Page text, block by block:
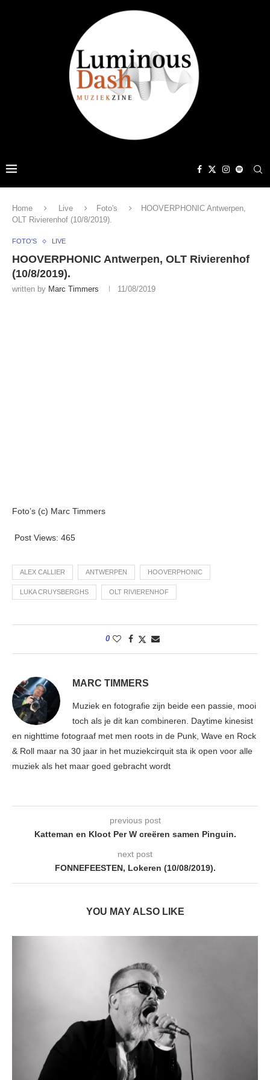
Home Live Foto's
HOOVERPHONIC Antwerpen,
OLT Rivierenhof (10/8/2019).
FOTO'S LIVE
HOOVERPHONIC Antwerpen, OLT Rivierenhof
(10/8/2019).
written by Marc Timmers 11/08/2019
Foto’s (c) Marc Timmers
Post Views: 465
ALEX CALLIER ANTWERPEN HOOVERPHONIC
LUKA CRUYSBERGHS OLT RIVIERENHOF
0
MARC TIMMERS
Muziek en fotografie zijn beide een passie, mooi
toch als je dit kan combineren. Daytime kinesist
en nighttime fotograaf met men roots in de Punk, Wave en Rock
& Roll maar na 30 jaar in het muziekcirquit sta ik open voor alle
muziek als het maar goed gebracht wordt
previous post
Katteman en Kloot Per W creëren samen Pinguin.
next post
FONNEFEESTEN, Lokeren (10/08/2019).
YOU MAY ALSO LIKE